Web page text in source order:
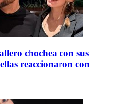
chochea con sus
reaccionaron con